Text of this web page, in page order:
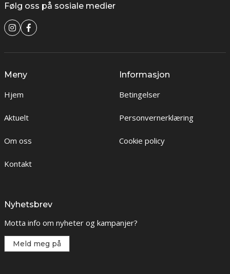
Følg oss på sosiale medier
Meny
Hjem
Aktuelt
Om oss
Kontakt
Informasjon
Betingelser
Personvernerklæring
Cookie policy
Nyhetsbrev
Motta info om nyheter og kampanjer?
Meld meg på